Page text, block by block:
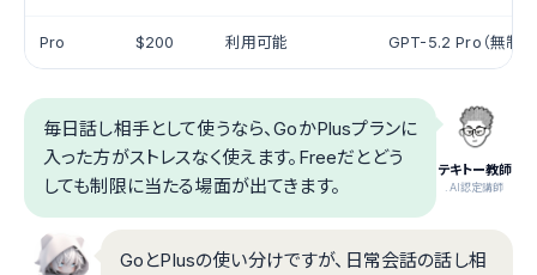
Pro $200 利用可能 GPT-5.2 Pro（無制限
テキトー教師
.AI認定講師
毎日話し相手として使うなら、GoかPlusプランに
入った方がストレスなく使えます。Freeだとどう
しても制限に当たる場面が出てきます。
GoとPlusの使い分けですが、日常会話の話し相